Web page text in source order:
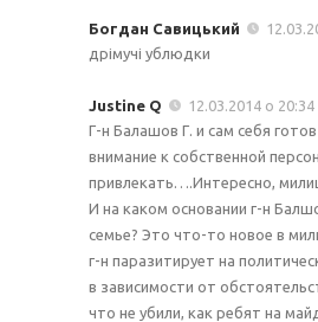
Богдан Савицький
дрімучі ублюдки
Justine Q
12.03.2014 о 20:34
Г-н Балашов Г. и сам себя
внимание к собственной
привлекать….Интересно,
И на каком основании г-н
семье? Это что-то новое в
г-н паразитирует на
в зависимости от
что не убили, как ребят на